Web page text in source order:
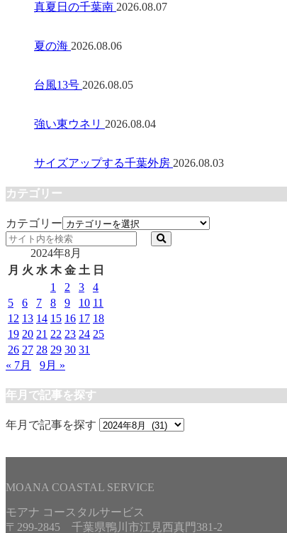
真夏日の千葉南 2026.08.07
夏の海 2026.08.06
台風13号 2026.08.05
強い東ウネリ 2026.08.04
サイズアップする千葉外房 2026.08.03
カテゴリー
カテゴリー
2024年8月
月 火 水 木 金 土 日
1
2 3
4
5
6 7 8 9 10 11
12 13 14 15 16 17 18
19 20 21 22 23 24 25
26 27 28 29 30 31
« 7月
9月 »
年月で記事を探す
年月で記事を探す
MOANA COASTAL SERVICE
モアナ コースタルサービス
〒299-2845 千葉県鴨川市江見西真門381-2